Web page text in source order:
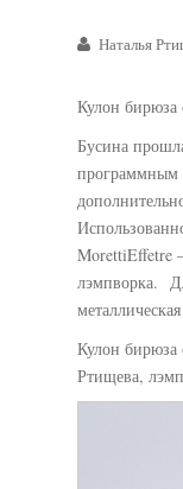
Наталья
Кулон
Бусина
программным
MorettiEffetre
лэмпворка.
Кулон бирюза
Ртищева,